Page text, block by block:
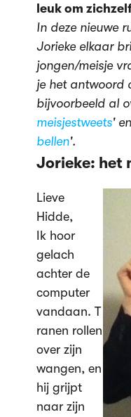
leuk om
In deze nieuwe
Jorieke elkaar
jongen/meisje
je het antwoord
bijvoorbeeld al
meisjestweets'
bellen'.
Jorieke: het
Lieve
Hidde,
Ik hoor
gelach
achter de
computer
vandaan. T
ranen rollen
over zijn
wangen, en
hij grijpt
naar zijn